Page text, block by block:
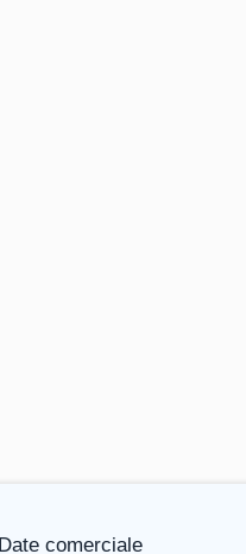
Date comerciale